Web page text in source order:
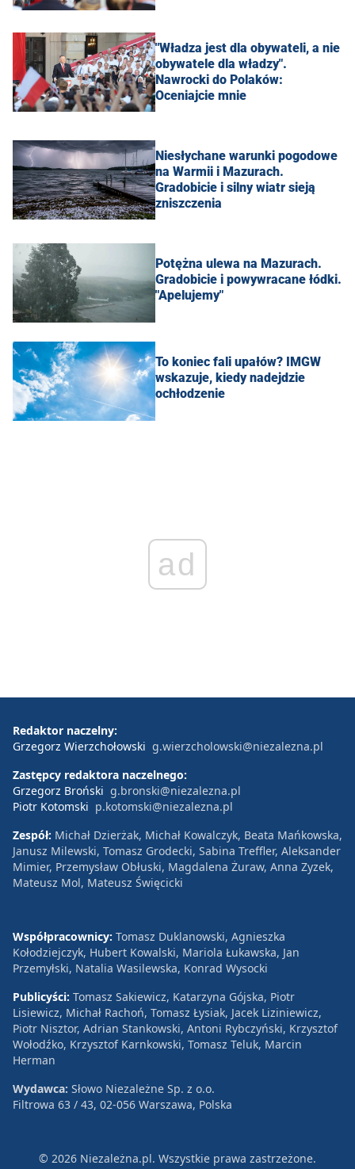
"Władza jest dla obywateli, a nie
obywatele dla władzy".
Nawrocki do Polaków:
Oceniajcie mnie
Niesłychane warunki pogodowe
na Warmii i Mazurach.
Gradobicie i silny wiatr sieją
zniszczenia
Potężna ulewa na Mazurach.
Gradobicie i powywracane łódki.
"Apelujemy"
To koniec fali upałów? IMGW
wskazuje, kiedy nadejdzie
ochłodzenie
ad
Redaktor naczelny:
Grzegorz Wierzchołowski g.wierzcholowski@niezalezna.pl
Zastępcy redaktora naczelnego:
Grzegorz Broński g.bronski@niezalezna.pl
Piotr Kotomski p.kotomski@niezalezna.pl
Zespół: Michał Dzierżak, Michał Kowalczyk, Beata Mańkowska,
Janusz Milewski, Tomasz Grodecki, Sabina Treffler, Aleksander
Mimier, Przemysław Obłuski, Magdalena Żuraw, Anna Zyzek,
Mateusz Mol, Mateusz Święcicki
Współpracownicy: Tomasz Duklanowski, Agnieszka
Kołodziejczyk, Hubert Kowalski, Mariola Łukawska, Jan
Przemyłski, Natalia Wasilewska, Konrad Wysocki
Publicyści: Tomasz Sakiewicz, Katarzyna Gójska, Piotr
Lisiewicz, Michał Rachoń, Tomasz Łysiak, Jacek Liziniewicz,
Piotr Nisztor, Adrian Stankowski, Antoni Rybczyński, Krzysztof
Wołodźko, Krzysztof Karnkowski, Tomasz Teluk, Marcin
Herman
Wydawca: Słowo Niezależne Sp. z o.o.
Filtrowa 63 / 43, 02-056 Warszawa, Polska
© 2026 Niezależna.pl. Wszystkie prawa zastrzeżone.